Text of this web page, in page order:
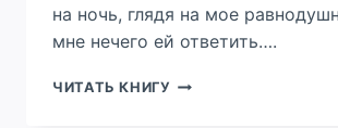
на ночь, глядя на мое
мне нечего ей ответить….
ЧИТАТЬ КНИГУ ПРИРУЧИ